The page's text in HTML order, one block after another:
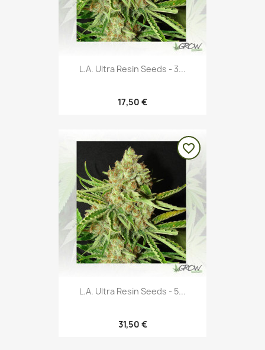
L.A. Ultra Resin Seeds - 3...
17,50 €
L.A. Ultra Resin Seeds - 5...
31,50 €
favorite_border